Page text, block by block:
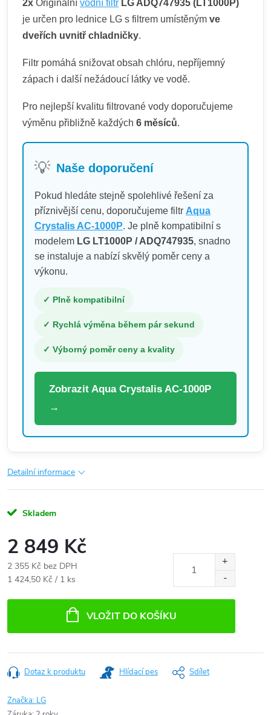
2x Originální vodní filtr LG ADQ747935 (LT1000P)
je určen pro lednice LG s filtrem umístěným ve
dveřích uvnitř chladničky.
Filtr pomáhá snižovat obsah chlóru, nepříjemný
zápach i další nežádoucí látky ve vodě.
Pro nejlepší kvalitu filtrované vody doporučujeme
výměnu přibližně každých 6 měsíců.
💡 Naše doporučení
Pokud hledáte stejně spolehlivé řešení za
příznivější cenu, doporučujeme filtr Aqua
Crystalis AC-1000P. Je plně kompatibilní s
modelem LG LT1000P / ADQ747935, snadno
se instaluje a nabízí skvělý poměr ceny a
výkonu.
✓ Plně kompatibilní
✓ Rychlá výměna během pár sekund
✓ Výborný poměr ceny a kvality
Zobrazit Aqua Crystalis AC-1000P
→
Detailní informace
Skladem
2 849 Kč
2 355 Kč bez DPH
Měrná
1 424,50 Kč / 1 ks
VLOŽIT DO KOŠÍKU
Dotaz k produktu Hlídací pes Sdílet
Značka: LG